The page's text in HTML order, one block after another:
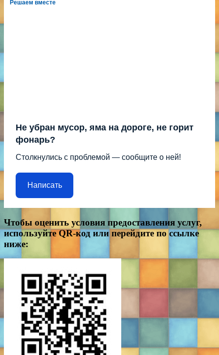
Решаем вместе
Не убран мусор, яма на дороге, не горит
фонарь?
Столкнулись с проблемой — сообщите о ней!
Написать
Чтобы оценить условия предоставления услуг,
используйте QR-код или перейдите по ссылке
ниже: